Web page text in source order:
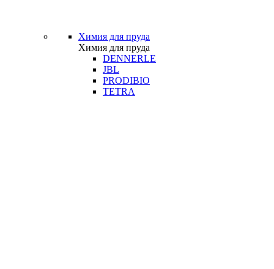
Химия для пруда
Химия для пруда
DENNERLE
JBL
PRODIBIO
TETRA